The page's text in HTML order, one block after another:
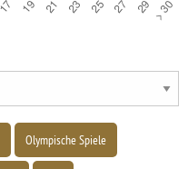
Olympische Spiele